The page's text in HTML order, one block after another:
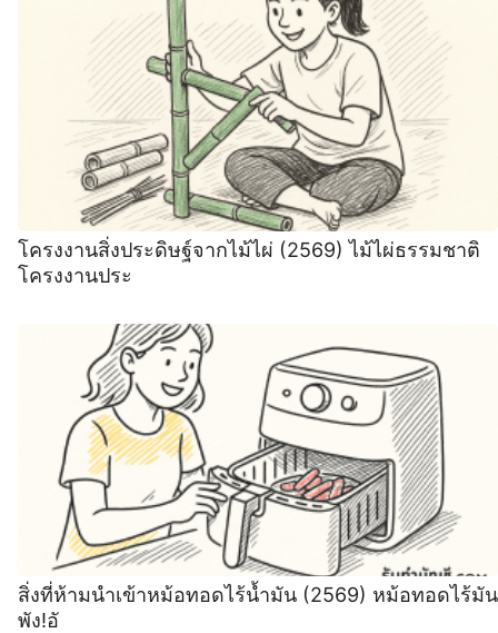
โครงงานสิ่งประดิษฐ์จากไม้ไผ่ (2569) ไม้ไผ่ธรรมชาติ
โครงงานประ
สิ่งที่ห้ามนำเข้าหม้อทอดไร้น้ำมัน (2569) หม้อทอดไร้มัน
พัง!อั